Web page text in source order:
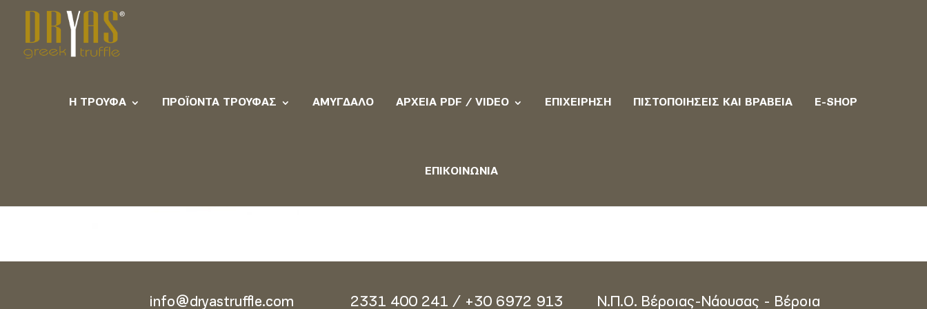
Η ΤΡΟΎΦΑ ΠΡΟΪΌΝΤΑ ΤΡΟΎΦΑΣ ΑΜΎΓΔΑΛΟ ΑΡΧΕΊΑ PDF / VIDEO ΕΠΙΧΕΊΡΗΣΗ ΠΙΣΤΟΠΟΙΉΣΕΙΣ ΚΑΙ ΒΡΑΒΕΊΑ E-SHOP
ΕΠΙΚΟΙΝΩΝΊΑ
info@dryastruffle.com
2331 400 241 / +30 6972 913
Ν.Π.Ο. Βέροιας-Νάουσας - Βέροια